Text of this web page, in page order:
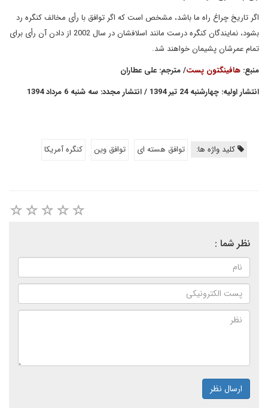
اگر تاریخ چراغ راه ما باشد، مشخص است که اگر توافق با رأی مخالف کنگره رد
بشود، نمایندگان کنگره درست مانند اسلافشان در سال 2002 از دادن آن رأی برای
تمام عمرشان پشیمان خواهند شد.
منبع: هافینگتون پست/ مترجم: علی عطاران
انتشار اولیه: چهارشنبه 24 تیر 1394 / انتشار مجدد: سه شنبه 6 مرداد 1394
کلید واژه ها: توافق هسته ای توافق وین کنگره آمریکا
نظر شما :
ارسال نظر